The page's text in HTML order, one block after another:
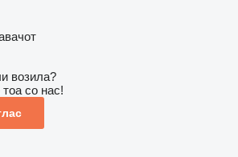
возила?
со нас!